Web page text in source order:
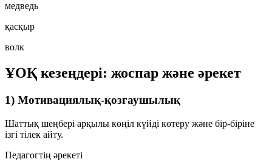
медведь
қасқыр
волк
ҰОҚ кезеңдері: жоспар және әрекет
1) Мотивациялық-қозғаушылық
Шаттық шеңбері арқылы көңіл күйді көтеру және бір-біріне
ізгі тілек айту.
Педагогтің әрекеті